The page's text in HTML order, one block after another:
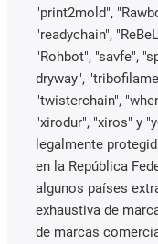
"print2mold",
"readychain",
"Rohbot", "savfe",
dryway",
"twisterchain",
"xirodur", "xiros" y
legalmente
en la República
algunos países
exhaustiva de
de marcas